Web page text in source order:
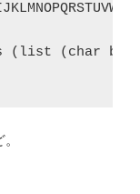
(list (char